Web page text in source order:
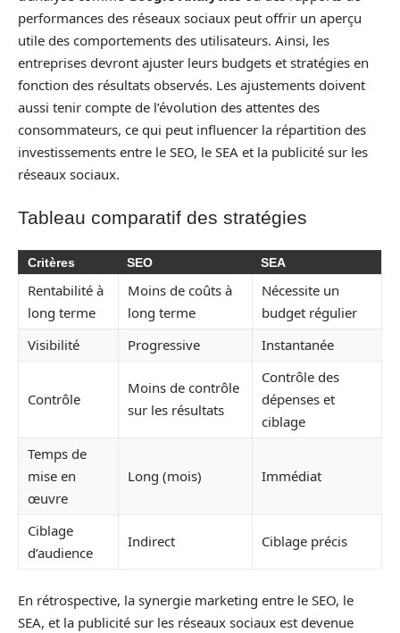
performances des réseaux sociaux peut offrir un aperçu
utile des comportements des utilisateurs. Ainsi, les
entreprises devront ajuster leurs budgets et stratégies en
fonction des résultats observés. Les ajustements doivent
aussi tenir compte de l’évolution des attentes des
consommateurs, ce qui peut influencer la répartition des
investissements entre le SEO, le SEA et la publicité sur les
réseaux sociaux.
Tableau comparatif des stratégies
Critères SEO SEA
Rentabilité à
long terme
Moins de coûts à
long terme
Nécessite un
budget régulier
Visibilité
Progressive Instantanée
Contrôle
Moins de contrôle
sur les résultats
Contrôle des
dépenses et
ciblage
Temps de
mise en
œuvre
Long (mois) Immédiat
Ciblage
d’audience
Indirect Ciblage précis
En rétrospective, la synergie marketing entre le SEO, le
SEA, et la publicité sur les réseaux sociaux est devenue